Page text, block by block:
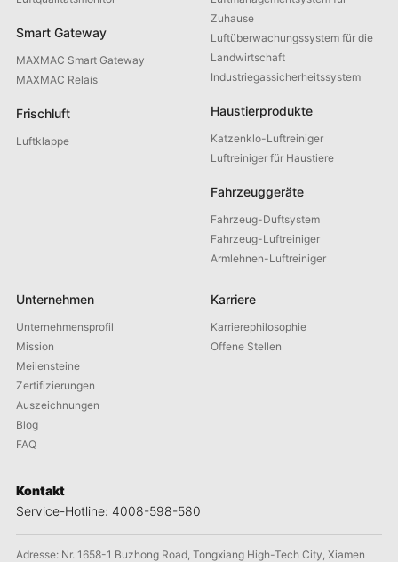
Smart Gateway
MAXMAC Smart Gateway
MAXMAC Relais
Frischluft
Luftklappe
Zuhause
Luftüberwachungssystem für die
Landwirtschaft
Industriegassicherheitssystem
Haustierprodukte
Katzenklo-Luftreiniger
Luftreiniger für Haustiere
Fahrzeuggeräte
Fahrzeug-Duftsystem
Fahrzeug-Luftreiniger
Armlehnen-Luftreiniger
Unternehmen
Unternehmensprofil
Mission
Meilensteine
Zertifizierungen
Auszeichnungen
Blog
FAQ
Karriere
Karrierephilosophie
Offene Stellen
Kontakt
Service-Hotline: 4008-598-580
Adresse: Nr. 1658-1 Buzhong Road, Tongxiang High-Tech City, Xiamen